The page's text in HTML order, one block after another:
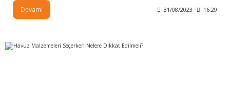
Devamı 31/08/2023 16:29